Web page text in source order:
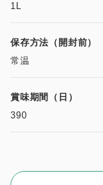
1L
保存方法（開封前）
常温
賞味期間（日）
390